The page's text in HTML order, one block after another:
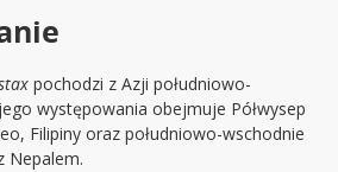
pochodzi z Azji południowo-
występowania obejmuje Półwysep
Filipiny oraz południowo-wschodnie
Nepalem.